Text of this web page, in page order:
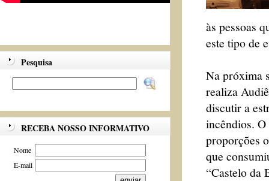
Pesquisa
RECEBA NOSSO INFORMATIVO
Nome
E-mail
às pessoas
este tipo de
Na próxima
realiza
discutir a
incêndios.
proporções
que
“Castelo da